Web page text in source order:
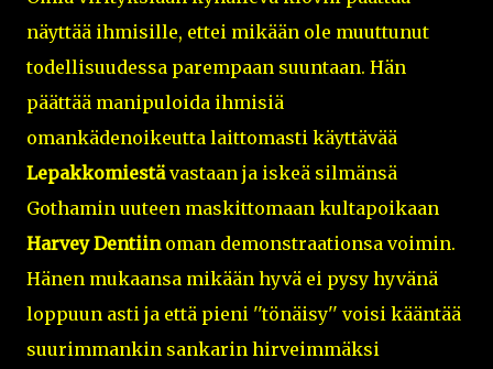
näyttää ihmisille, ettei mikään ole muuttunut
todellisuudessa parempaan suuntaan. Hän
päättää manipuloida ihmisiä
omankädenoikeutta laittomasti käyttävää
Lepakkomiestävastaan ja iskeä silmänsä
Gothamin uuteen maskittomaan kultapoikaan
Harvey Dentiinoman demonstraationsa voimin.
Hänen mukaansa mikään hyvä ei pysy hyvänä
loppuun asti ja että pieni ''tönäisy'' voisi kääntää
suurimmankin sankarin hirveimmäksi